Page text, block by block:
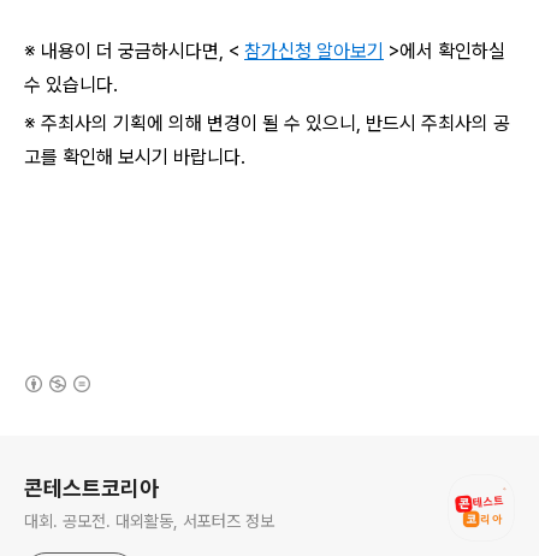
※ 내용이 더 궁금하시다면, < 참가신청 알아보기 >에서 확인하실
수 있습니다.
※ 주최사의 기획에 의해 변경이 될 수 있으니, 반드시 주최사의 공
고를 확인해 보시기 바랍니다.
콘테스트코리아
대회. 공모전. 대외활동, 서포터즈 정보